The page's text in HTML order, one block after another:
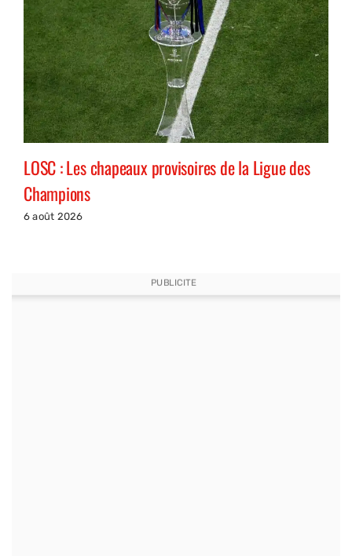
LOSC : Les chapeaux provisoires de la Ligue des
Champions
6 août 2026
PUBLICITE